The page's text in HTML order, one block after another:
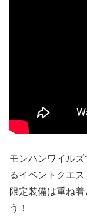
モンハンワイル
るイベントクエス
限定装備は重ね
う！